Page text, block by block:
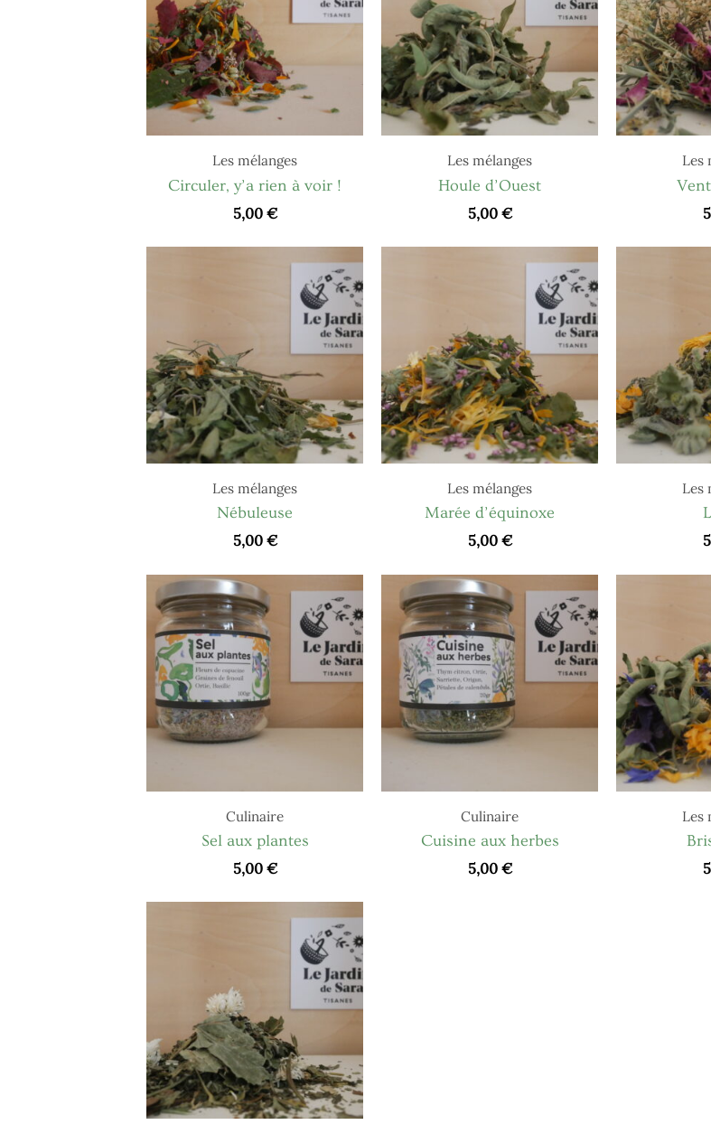
Les mélanges
Circuler, y’a rien à voir !
5,00 €
Les mélanges
Houle d’Ouest
5,00 €
Les
Les mélanges
Nébuleuse
5,00 €
Les mélanges
Marée d’équinoxe
5,00 €
Les
Culinaire
Sel aux plantes
5,00 €
Culinaire
Cuisine aux herbes
5,00 €
Les